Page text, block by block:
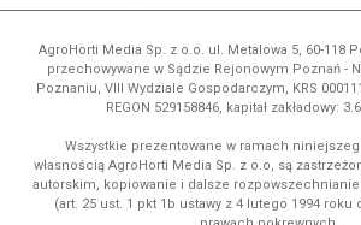
AgroHorti Media Sp. z o.o. ul. Metalowa 5, 60-118
przechowywane w Sądzie Rejonowym Poznań -
Poznaniu, VIII Wydziale Gospodarczym, KRS
REGON 529158846, kapitał zakładowy:
Wszystkie prezentowane w ramach
własnością AgroHorti Media Sp. z o.o, są
autorskim, kopiowanie i dalsze
(art. 25 ust. 1 pkt 1b ustawy z 4 lutego 1994